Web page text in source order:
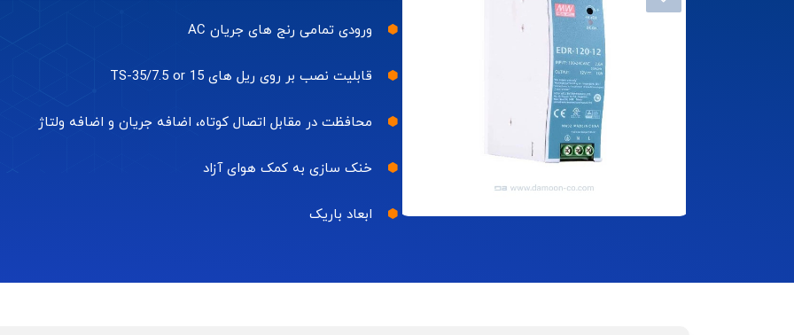
ورودی تمامی رنج های جریان AC
قابلیت نصب بر روی ریل های TS-35/7.5 or 15
محافظت در مقابل اتصال کوتاه، اضافه جریان و اضافه ولتاژ
خنک سازی به کمک هوای آزاد
ابعاد باریک